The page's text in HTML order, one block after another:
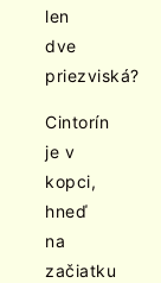
len
dve
priezviská?
Cintorín
je v
kopci,
hneď
na
začiatku